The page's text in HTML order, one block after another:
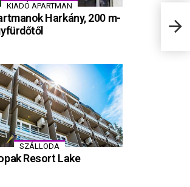
KIADÓ APARTMAN
Harkány, 200 m-
SZÁLLODA
Resort Lake